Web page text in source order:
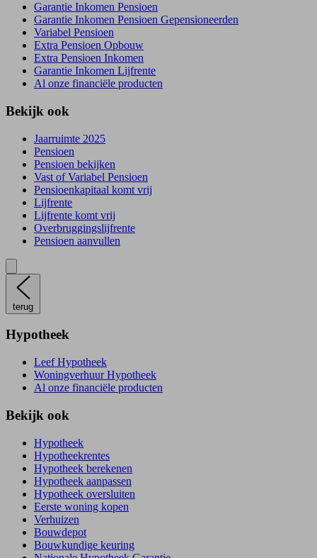
Garantie Inkomen Pensioen
Garantie Inkomen Pensioen Gepensioneerden
Variabel Pensioen
Extra Pensioen Opbouw
Extra Pensioen Inkomen
Garantie Inkomen Lijfrente
Al onze financiële producten
Bekijk ook
Jaarruimte 2025
Pensioen
Pensioen bekijken
Vast of Variabel Pensioen
Pensioenkapitaal komt vrij
Lijfrente
Lijfrente komt vrij
Overbruggingslijfrente
Pensioen aanvullen
terug
Hypotheek
Leef Hypotheek
Woningverhuur Hypotheek
Al onze financiële producten
Bekijk ook
Hypotheek
Hypotheekrentes
Hypotheek berekenen
Hypotheek aanpassen
Hypotheek oversluiten
Eerste woning kopen
Verhuizen
Bouwdepot
Bouwkundige keuring